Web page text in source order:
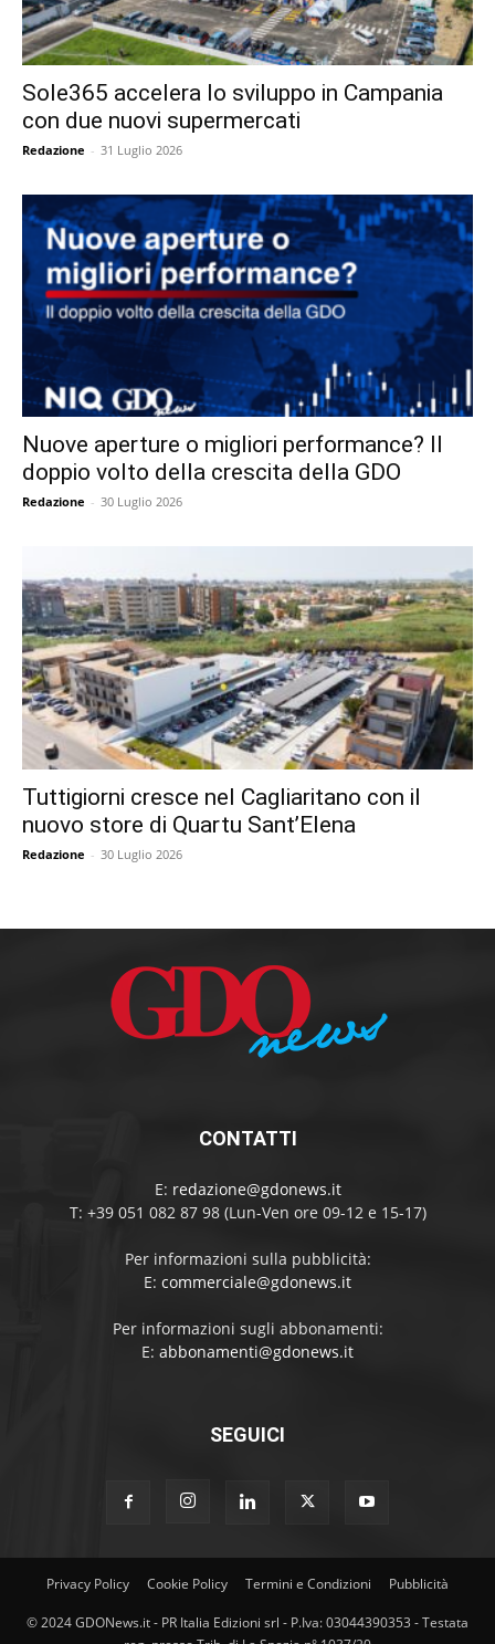
Sole365 accelera lo sviluppo in Campania
con due nuovi supermercati
Redazione - 31 Luglio 2026
Nuove aperture o migliori performance? Il
doppio volto della crescita della GDO
Redazione - 30 Luglio 2026
Tuttigiorni cresce nel Cagliaritano con il
nuovo store di Quartu Sant’Elena
Redazione - 30 Luglio 2026
CONTATTI
E: redazione@gdonews.it
T: +39 051 082 87 98 (Lun-Ven ore 09-12 e 15-17)
Per informazioni sulla pubblicità:
E: commerciale@gdonews.it
Per informazioni sugli abbonamenti:
E: abbonamenti@gdonews.it
SEGUICI
Privacy Policy Cookie Policy Termini e Condizioni Pubblicità
© 2024 GDONews.it - PR Italia Edizioni srl - P.Iva: 03044390353 - Testata